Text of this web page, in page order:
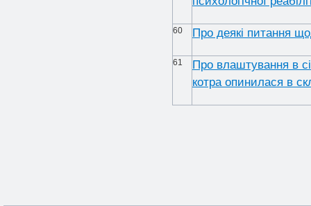
60 Про деякі питання
61
Про влаштування в
котра опинилася в